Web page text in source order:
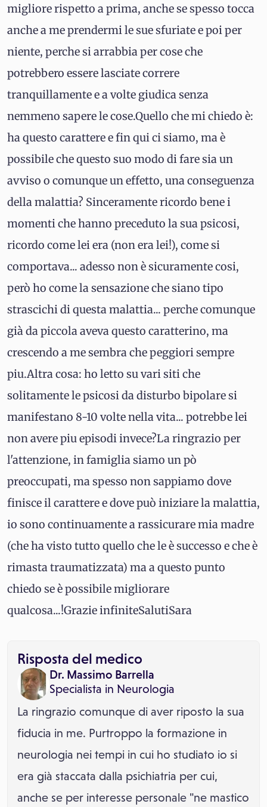
migliore rispetto a prima, anche se spesso tocca
anche a me prendermi le sue sfuriate e poi per
niente, perche si arrabbia per cose che
potrebbero essere lasciate correre
tranquillamente e a volte giudica senza
nemmeno sapere le cose.Quello che mi chiedo è:
ha questo carattere e fin qui ci siamo, ma è
possibile che questo suo modo di fare sia un
avviso o comunque un effetto, una conseguenza
della malattia? Sinceramente ricordo bene i
momenti che hanno preceduto la sua psicosi,
ricordo come lei era (non era lei!), come si
comportava... adesso non è sicuramente cosi,
però ho come la sensazione che siano tipo
strascichi di questa malattia... perche comunque
già da piccola aveva questo caratterino, ma
crescendo a me sembra che peggiori sempre
piu.Altra cosa: ho letto su vari siti che
solitamente le psicosi da disturbo bipolare si
manifestano 8-10 volte nella vita... potrebbe lei
non avere piu episodi invece?La ringrazio per
l'attenzione, in famiglia siamo un pò
preoccupati, ma spesso non sappiamo dove
finisce il carattere e dove può iniziare la malattia,
io sono continuamente a rassicurare mia madre
(che ha visto tutto quello che le è successo e che è
rimasta traumatizzata) ma a questo punto
chiedo se è possibile migliorare
qualcosa...!Grazie infiniteSalutiSara
Risposta del medico
Dr. Massimo Barrella
Specialista in Neurologia
La ringrazio comunque di aver riposto la sua
fiducia in me. Purtroppo la formazione in
neurologia nei tempi in cui ho studiato io si
era già staccata dalla psichiatria per cui,
anche se per interesse personale "ne mastico